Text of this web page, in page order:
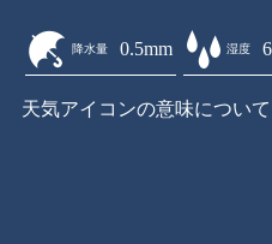
降水量 0.5mm 湿度
天気アイコンの意味について